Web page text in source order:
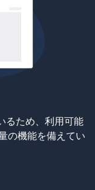
るため、利用可能
の機能を備えてい